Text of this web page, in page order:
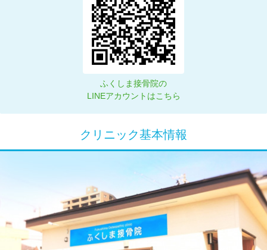
ふくしま接骨院の
LINEアカウントはこちら
クリニック基本情報